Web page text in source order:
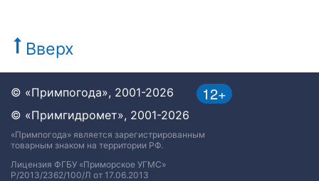
Вверх
12+
© «Примпогода», 2001-2026
© «Примгидромет», 2001-2026
«Примпогода» является зарегистрированным
товарным знаком на территории РФ.
Лицензия ФГБУ «Приморское УГМС»
Р/2013/2362/100/Л от 17.06.2013